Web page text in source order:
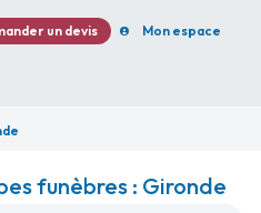
un devis Mon espace
funèbres : Gironde